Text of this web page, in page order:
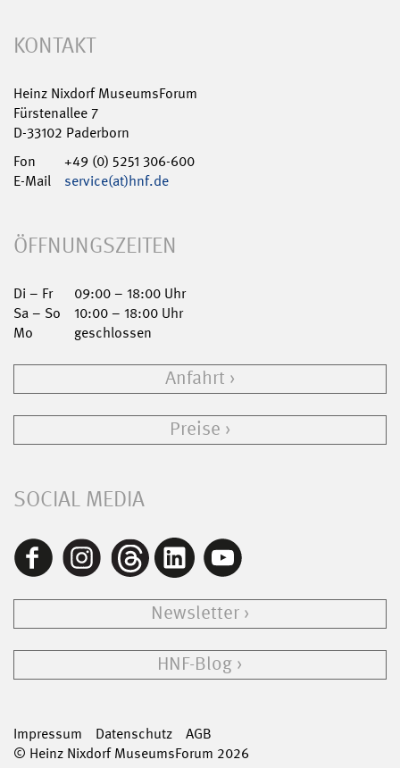
KONTAKT
Heinz Nixdorf MuseumsForum
Fürstenallee 7
D-33102 Paderborn
Fon
+49 (0) 5251 306-600
E-Mail
service(at)hnf.de
ÖFFNUNGSZEITEN
Di – Fr
09:00 – 18:00 Uhr
Sa – So
10:00 – 18:00 Uhr
Mo
geschlossen
Anfahrt
Preise
SOCIAL MEDIA
Newsletter
HNF-Blog
Impressum Datenschutz
AGB
© Heinz Nixdorf MuseumsForum 2026